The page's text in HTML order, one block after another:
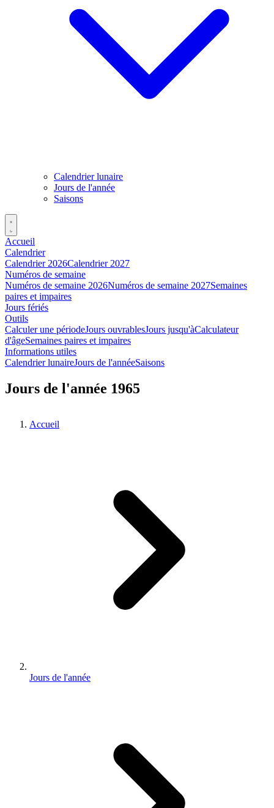
Calendrier lunaire
Jours de l'année
Saisons
Accueil
Calendrier
Calendrier 2026Calendrier 2027
Numéros de semaine
Numéros de semaine 2026Numéros de semaine 2027Semaines
paires et impaires
Jours fériés
Outils
Calculer une périodeJours ouvrablesJours jusqu'àCalculateur
d'âgeSemaines paires et impaires
Informations utiles
Calendrier lunaireJours de l'annéeSaisons
Jours de l'année 1965
Accueil
Jours de l'année